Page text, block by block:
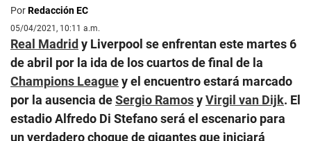
PorRedacción EC
05/04/2021, 10:11 a.m.
Real Madrid y Liverpool se enfrentan este martes 6
de abril por la ida de los cuartos de final de la
Champions Leaguey el encuentro estará marcado
por la ausencia deSergio RamosyVirgil van Dijk. El
estadio Alfredo Di Stefano será el escenario para
un verdadero choque de gigantes que iniciará